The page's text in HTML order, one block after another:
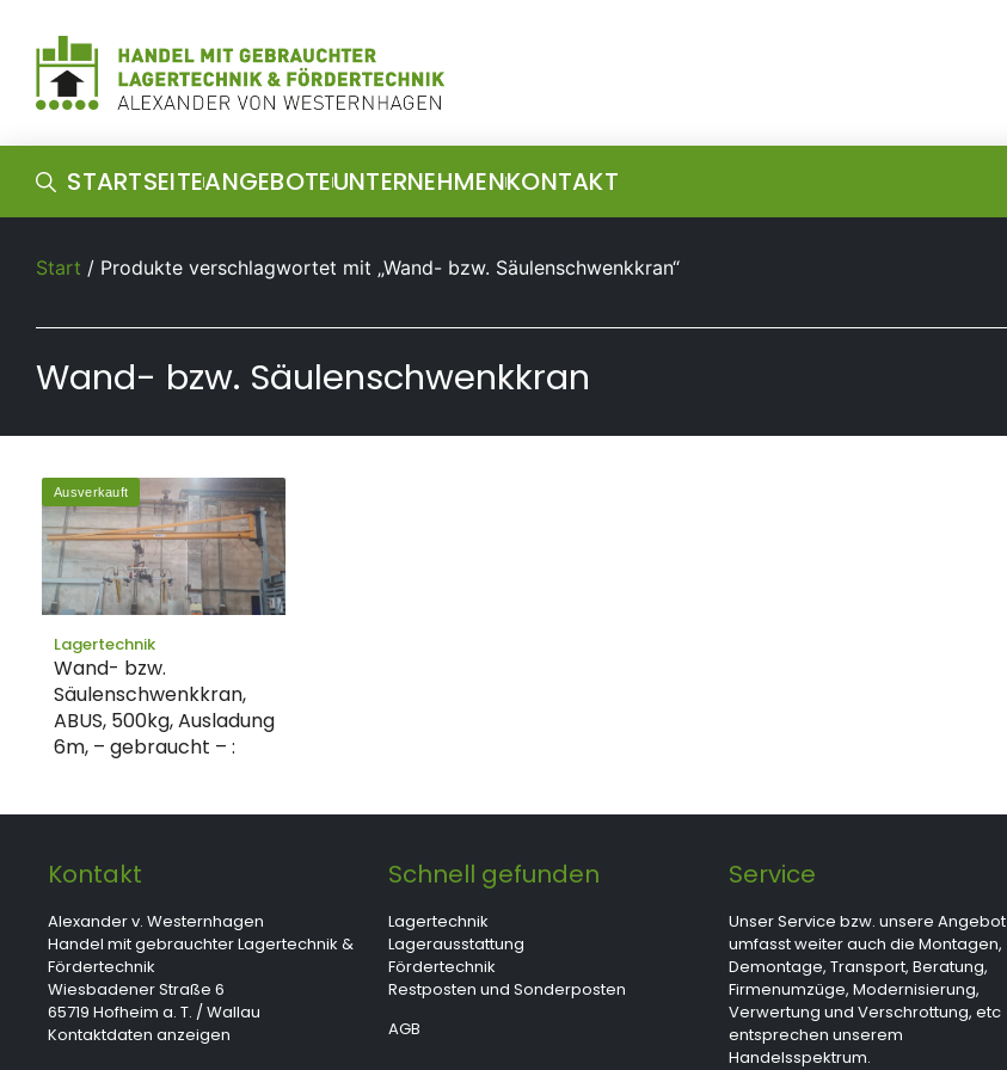
STARTSEITEANGEBOTEUNTERNEHMENKONTAKT
Start / Produkte verschlagwortet mit „Wand- bzw. Säulenschwenkkran“
Wand- bzw. Säulenschwenkkran
Ausverkauft
Lagertechnik
Wand- bzw.
Säulenschwenkkran,
ABUS, 500kg, Ausladung
6m, – gebraucht – :
Kontakt
Alexander v. Westernhagen
Handel mit gebrauchter Lagertechnik &
Fördertechnik
Wiesbadener Straße 6
65719 Hofheim a. T. / Wallau
Kontaktdaten anzeigen
Schnell gefunden
Lagertechnik
Lagerausstattung
Fördertechnik
Restposten und Sonderposten
AGB
Service
Unser Service bzw. unsere Angebot
umfasst weiter auch die Montagen,
Demontage, Transport, Beratung,
Firmenumzüge, Modernisierung,
Verwertung und Verschrottung, etc
entsprechen unserem
Handelsspektrum.